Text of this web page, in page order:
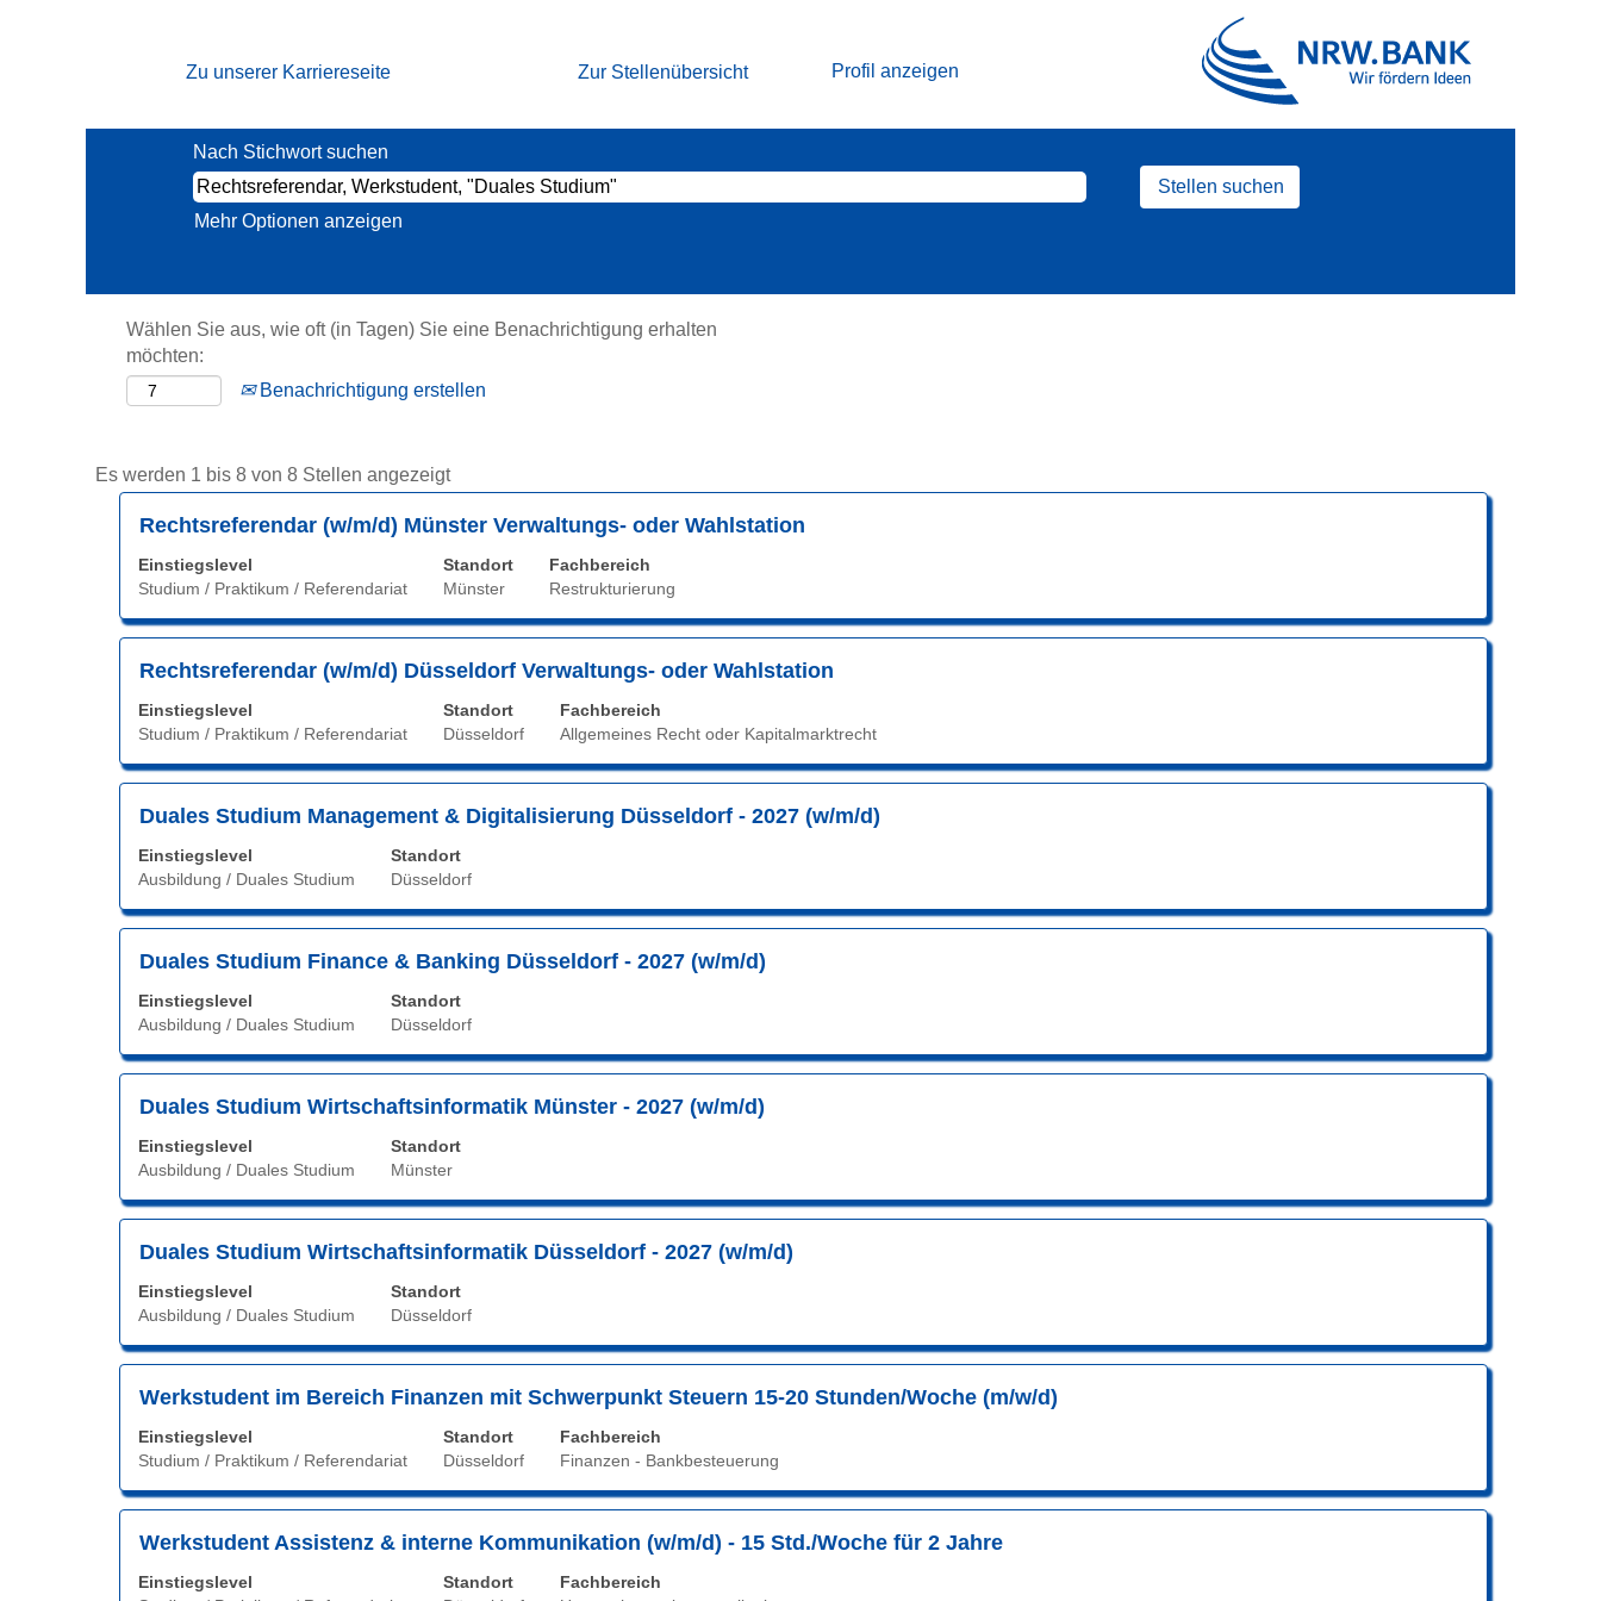
Zu unserer Karriereseite Zur Stellenübersicht Profil anzeigen
Suchergebnisse für "Rechtsreferendar, Werkstudent, "Duales Studium"".
Nach Stichwort suchen
Mehr Optionen anzeigen
Wählen Sie aus, wie oft (in Tagen) Sie eine Benachrichtigung erhalten
möchten:
Benachrichtigung erstellen
Es werden 1 bis 8 von 8 Stellen angezeigtSuchergebnisse
für
"Rechtsreferendar,
"Duales
Es
1
bis
8
von
8
Stellen
Verwenden
die
um
durch
die
Stellenliste
zu
navigieren.
Sie
eine
Stelle
um
alle
Details
Stellenbezeichnung
Rechtsreferendar (w/m/d) Münster Verwaltungs- oder Wahlstation
Einstiegslevel
Studium / Praktikum / Referendariat
Standort
Münster
Fachbereich
Restrukturierung
Drücken
die
Leertaste,
um
Stelleninformationen
vollständig
anzuzeigen.
Stellenbezeichnung
Rechtsreferendar (w/m/d) Düsseldorf Verwaltungs- oder Wahlstation
Einstiegslevel
Studium / Praktikum / Referendariat
Standort
Düsseldorf
Fachbereich
Allgemeines Recht oder Kapitalmarktrecht
Drücken
die
Leertaste,
um
Stelleninformationen
vollständig
anzuzeigen.
Stellenbezeichnung
Duales Studium Management & Digitalisierung Düsseldorf - 2027 (w/m/d)
Einstiegslevel
Ausbildung / Duales Studium
Standort
Düsseldorf
Drücken
die
Leertaste,
um
Stelleninformationen
vollständig
anzuzeigen.
Stellenbezeichnung
Duales Studium Finance & Banking Düsseldorf - 2027 (w/m/d)
Einstiegslevel
Ausbildung / Duales Studium
Standort
Düsseldorf
Drücken
die
Leertaste,
um
Stelleninformationen
vollständig
anzuzeigen.
Stellenbezeichnung
Duales Studium Wirtschaftsinformatik Münster - 2027 (w/m/d)
Einstiegslevel
Ausbildung / Duales Studium
Standort
Münster
Drücken
die
Leertaste,
um
Stelleninformationen
vollständig
anzuzeigen.
Stellenbezeichnung
Duales Studium Wirtschaftsinformatik Düsseldorf - 2027 (w/m/d)
Einstiegslevel
Ausbildung / Duales Studium
Standort
Düsseldorf
Drücken
die
Leertaste,
um
Stelleninformationen
vollständig
anzuzeigen.
Stellenbezeichnung
Werkstudent im Bereich Finanzen mit Schwerpunkt Steuern 15-20 Stunden/Woche (m/w/d)
Einstiegslevel
Studium / Praktikum / Referendariat
Standort
Düsseldorf
Fachbereich
Finanzen - Bankbesteuerung
Drücken
die
Leertaste,
um
Stelleninformationen
vollständig
Stellenbezeichnung
Werkstudent Assistenz & interne Kommunikation (w/m/d) - 15 Std./Woche für 2 Jahre
Einstiegslevel
Standort
Fachbereich
Drücken
die